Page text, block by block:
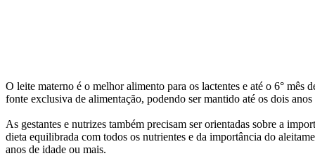
O leite materno é o melhor alimento para os lactentes e até o 6° mês
fonte exclusiva de alimentação, podendo ser mantido até os dois
As gestantes e nutrizes também precisam ser orientadas sobre a
dieta equilibrada com todos os nutrientes e da importância do
anos de idade ou mais.